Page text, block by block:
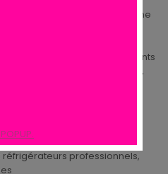
Maxima propose une
de restauration
. Les équipements
simplicité d’utilisation,
européennes
besoins d’une cuisine
: réfrigérateurs professionnels,